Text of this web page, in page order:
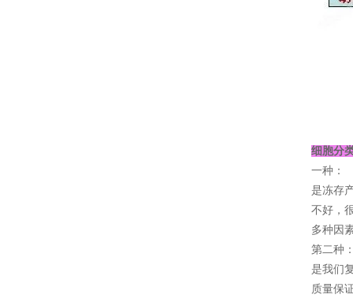
细胞分
一种：
是冻存
不好，
多种因
第二种
是我们
质量保